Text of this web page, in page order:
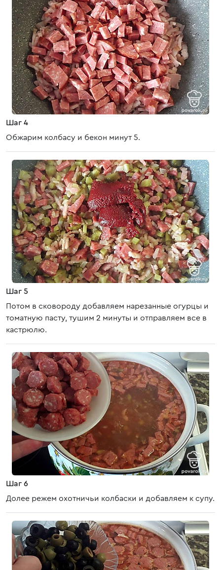
Шаг 4
Обжарим колбасу и бекон минут 5.
Шаг 5
Потом в сковороду добавляем нарезанные огурцы и
томатную пасту, тушим 2 минуты и отправляем все в
кастрюлю.
Шаг 6
Долее режем охотничьи колбаски и добавляем к супу.